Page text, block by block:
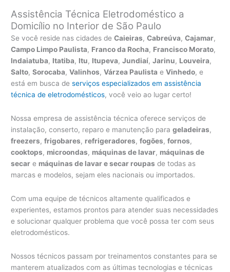
Assistência Técnica Eletrodoméstico a
Domicílio no Interior de São Paulo
Se você reside nas cidades deCaieiras,Cabreúva,Cajamar,
Campo Limpo Paulista, Franco da Rocha, Francisco Morato,
Indaiatuba, Itatiba, Itu, Itupeva,Jundiaí,Jarinu, Louveira,
Salto,Sorocaba,Valinhos,Várzea Paulista eVinhedo, e
está em busca deserviços especializados em assistência
técnica de eletrodomésticos, você veio ao lugar certo!
Nossa empresa de assistência técnica oferece serviços de
instalação, conserto, reparo e manutenção parageladeiras,
freezers,frigobares, refrigeradores,fogões,fornos,
cooktops, microondas, máquinas de lavar, máquinas de
secar e máquinas de lavar e secar roupas de todas as
marcas e modelos, sejam eles nacionais ou importados.
Com uma equipe de técnicos altamente qualificados e
experientes, estamos prontos para atender suas necessidades
e solucionar qualquer problema que você possa ter com seus
eletrodomésticos.
Nossos técnicos passam por treinamentos constantes para se
manterem atualizados com as últimas tecnologias e técnicas